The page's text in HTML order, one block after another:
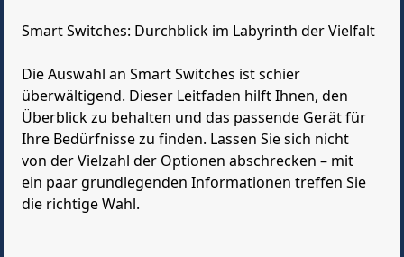
Smart Switches: Durchblick im Labyrinth der Vielfalt
Die Auswahl an Smart Switches ist schier
überwältigend. Dieser Leitfaden hilft Ihnen, den
Überblick zu behalten und das passende Gerät für
Ihre Bedürfnisse zu finden. Lassen Sie sich nicht
von der Vielzahl der Optionen abschrecken – mit
ein paar grundlegenden Informationen treffen Sie
die richtige Wahl.